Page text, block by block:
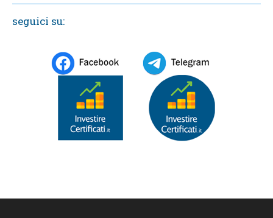
seguici su: